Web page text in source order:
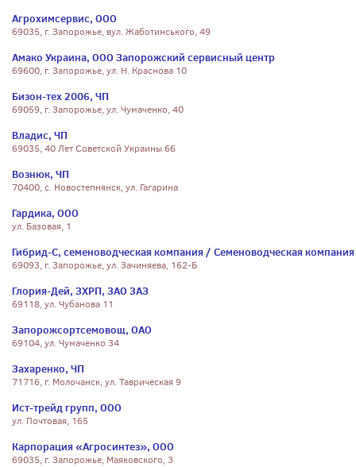
Агрохимсервис, ООО
69035, г. Запорожье, вул. Жаботинського, 49
Амако Украина, ООО Запорожский сервисный центр
69600, г. Запорожье, ул. Н. Краснова 10
Бизон-тех 2006, ЧП
69059, г. Запорожье, ул. Чумаченко, 40
Владис, ЧП
69035, 40 Лет Советской Украины 66
Вознюк, ЧП
70400, с. Новостепнянск, ул. Гагарина
Гардика, ООО
ул. Базовая, 1
Гибрид-С, семеноводческая компания / Семеноводческая
69093, г. Запорожье, ул. Зачиняева, 162-Б
Глория-Дей, ЗХРП, ЗАО ЗАЗ
69118, ул. Чубанова 11
Запорожсортсемовощ, ОАО
69104, ул. Чумаченко 34
Захаренко, ЧП
71716, г. Молочанск, ул. Таврическая 9
Ист-трейд групп, ООО
ул. Почтовая, 165
Карпорация «Агросинтез», ООО
69035, г. Запорожье, Маяковского, 3